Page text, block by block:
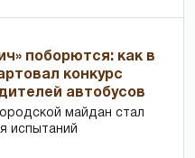
поборются: как в
конкурс
автобусов
майдан стал
испытаний